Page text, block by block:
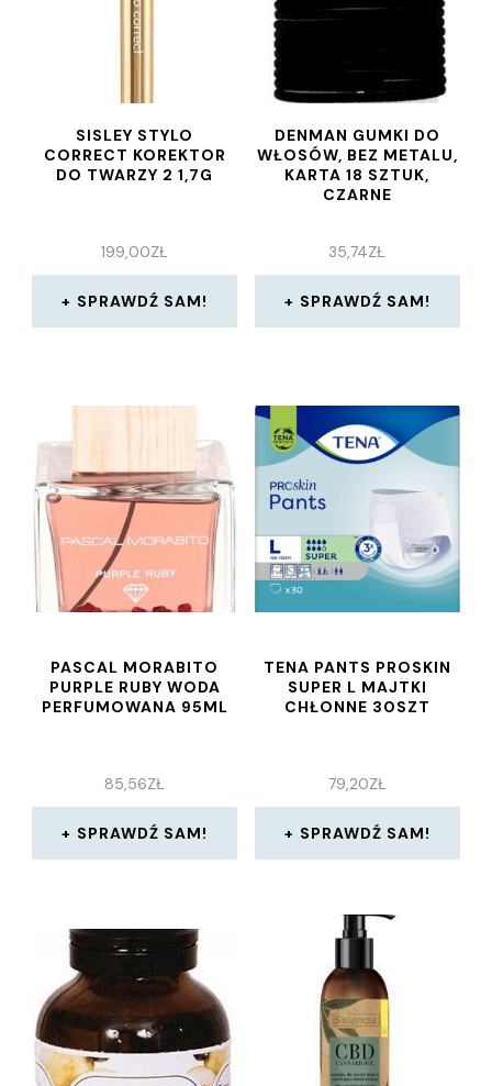
SISLEY STYLO
CORRECT KOREKTOR
DO TWARZY 2 1,7G
199,00ZŁ
SPRAWDŹ SAM!
DENMAN GUMKI DO
WŁOSÓW, BEZ METALU,
KARTA 18 SZTUK,
CZARNE
35,74ZŁ
SPRAWDŹ SAM!
PASCAL MORABITO
PURPLE RUBY WODA
PERFUMOWANA 95ML
85,56ZŁ
SPRAWDŹ SAM!
TENA PANTS PROSKIN
SUPER L MAJTKI
CHŁONNE 30SZT
79,20ZŁ
SPRAWDŹ SAM!